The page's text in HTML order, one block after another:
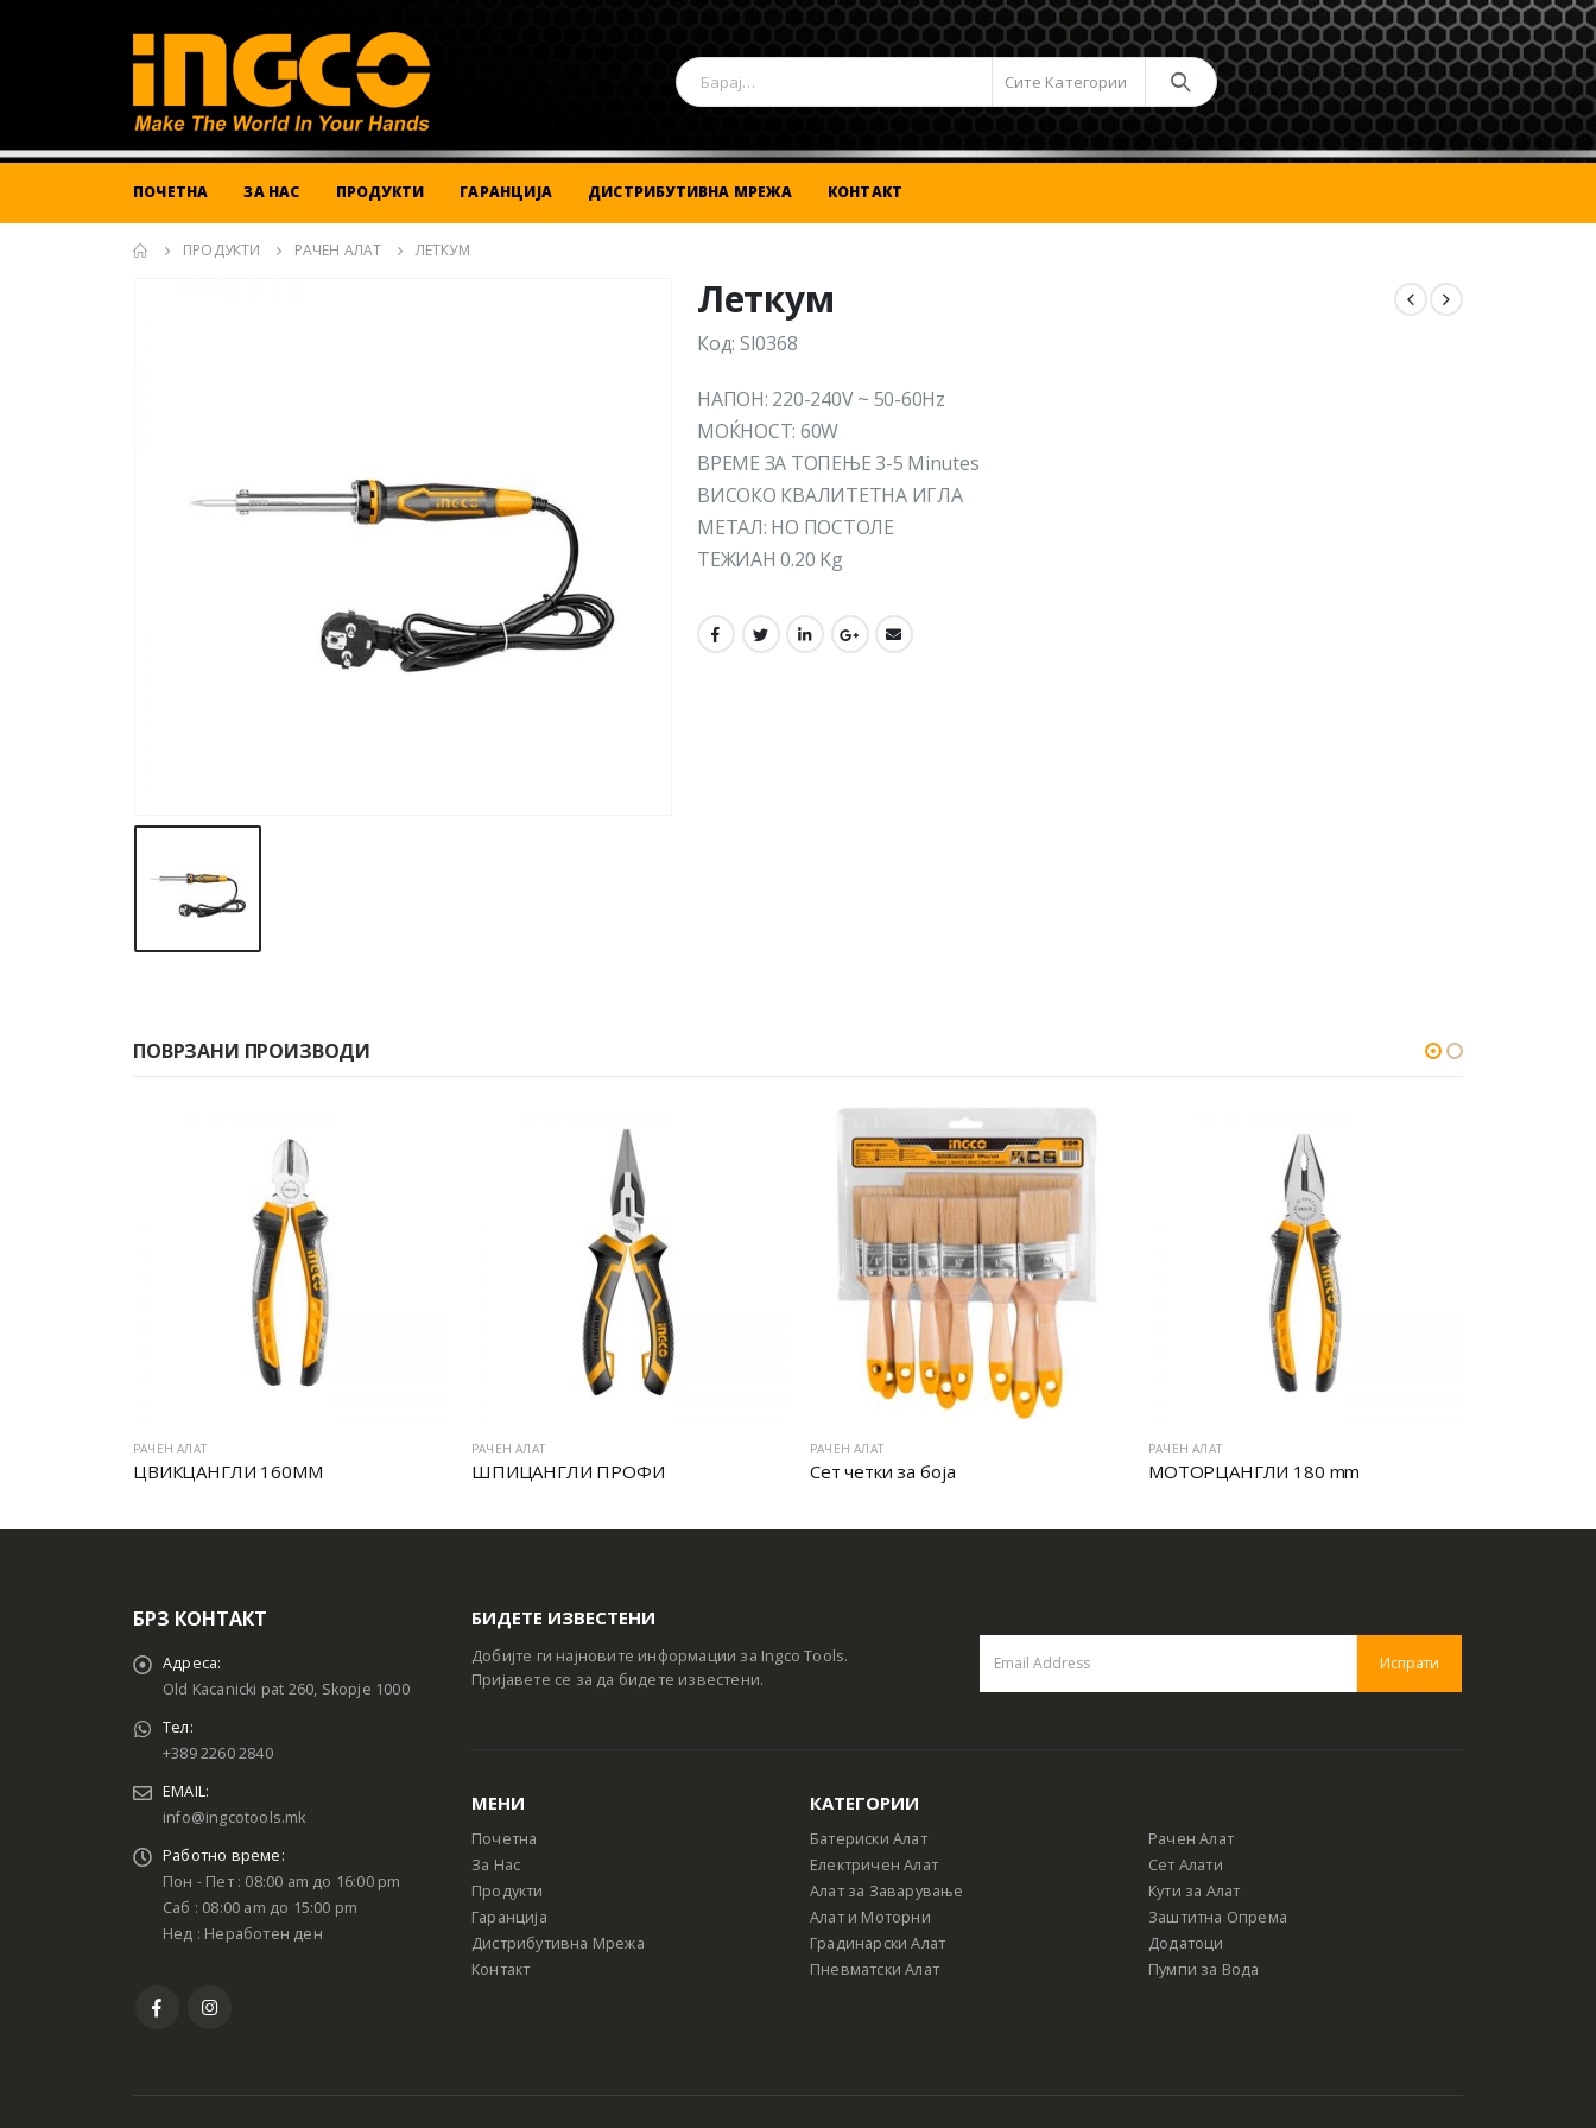
Сите Категории
ПОЧЕТНА ЗА НАС ПРОДУКТИ ГАРАНЦИЈА ДИСТРИБУТИВНА МРЕЖА КОНТАКТ
ПРОДУКТИ РАЧЕН АЛАТ ЛЕТКУМ
Леткум
Код: SI0368
НАПОН: 220-240V ~ 50-60Hz
МОЌНОСТ: 60W
ВРЕМЕ ЗА ТОПЕЊЕ 3-5 Minutes
ВИСОКО КВАЛИТЕТНА ИГЛА
МЕТАЛ: НО ПОСТОЛЕ
ТЕЖИАН 0.20 Kg
ПОВРЗАНИ ПРОИЗВОДИ
РАЧЕН АЛАТ
ЦВИКЦАНГЛИ 160MM
РАЧЕН АЛАТ
ШПИЦАНГЛИ ПРОФИ
РАЧЕН АЛАТ
Сет четки за боја
РАЧЕН АЛАТ
МОТОРЦАНГЛИ 180 mm
БРЗ КОНТАКТ
Адреса:
Old Kacanicki pat 260, Skopje 1000
Тел:
+389 2260 2840
EMAIL:
info@ingcotools.mk
Работно време:
Пон - Пет : 08:00 am до 16:00 pm
Саб : 08:00 am до 15:00 pm
Нед : Неработен ден
БИДЕТЕ ИЗВЕСТЕНИ
Добијте ги најновите информации за Ingco Tools.
Пријавете се за да бидете известени.
МЕНИ
Почетна
За Нас
Продукти
Гаранција
Дистрибутивна Мрежа
Контакт
КАТЕГОРИИ
Батериски Алат
Електричен Алат
Алат за Заварување
Алат и Моторни
Градинарски Алат
Пневматски Алат
Рачен Алат
Сет Алати
Кути за Алат
Заштитна Опрема
Додатоци
Пумпи за Вода